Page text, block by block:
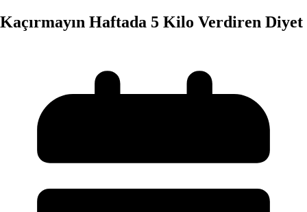
Kaçırmayın Haftada 5 Kilo Verdiren Diyet